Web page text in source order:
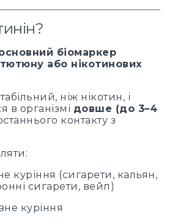
біомаркер
або нікотинових
ніж нікотин, і
в організмі довше (до 3–4
контакту з
куріння (сигарети, кальян,
сигарети, вейп)
куріння